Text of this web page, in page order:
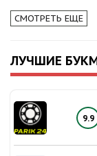
СМОТРЕТЬ ЕЩЕ
ЛУЧШИЕ
9.9